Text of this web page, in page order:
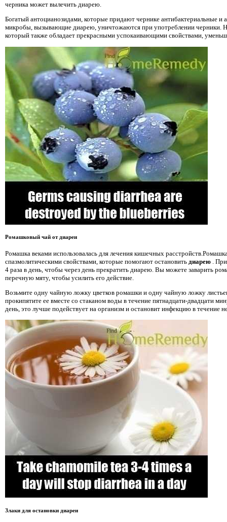
черника может вылечить диарею.
Богатый антоцианозидами, которые придают чернике антибактериальные и
микробы, вызывающие диарею, уничтожаются при употреблении черники.
который также обладает прекрасными успокаивающими свойствами,
Ромашковый чай от диареи
Ромашка веками использовалась для лечения кишечных
спазмолитическими свойствами, которые помогают остановить диарею .
4 раза в день, чтобы через день прекратить диарею. Вы можете заварить
перечную мяту, чтобы усилить его действие.
Возьмите одну чайную ложку цветков ромашки и одну чайную ложку
прокипятите ее вместе со стаканом воды в течение пятнадцати-двадцати
день, это лучше подействует на организм и остановит инфекцию в течение
Злаки для остановки диареи